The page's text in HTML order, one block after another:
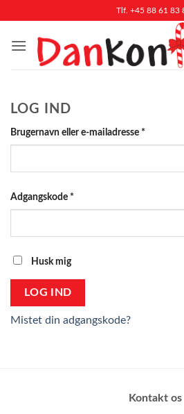
indhold
Tlf. +45 88 61 83
LOG IND
Brugernavn eller e-mailadresse *
Adgangskode *
Husk mig
LOG IND
Mistet din adgangskode?
Kontakt os